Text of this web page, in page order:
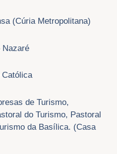
(Cúria Metropolitana)
Nazaré
Católica
de Turismo,
do Turismo, Pastoral
da Basílica. (Casa